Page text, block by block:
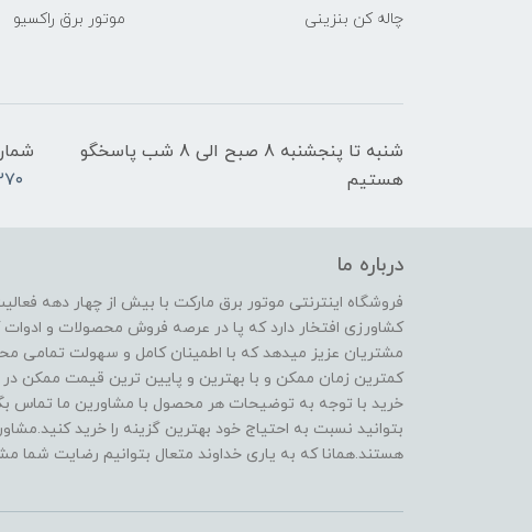
چاله کن بنزینی
موتور برق راکسیو
شنبه تا پنجشنبه 8 صبح الی 8 شب پاسخگو
هستیم
درباره ما
فروشگاه اینترنتی موتور برق مارکت با بیش از چهار دهه
کشاورزی افتخار دارد که پا در عرصه فروش محصولات و
مشتریان عزیز میدهد که با اطمینان کامل و سهولت تمامی
کمترین زمان ممکن و با بهترین و پایین ترین قیمت ممکن در
خرید با توجه به توضیحات هر محصول با مشاورین ما تماس
بتوانید نسبت به احتیاج خود بهترین گزینه را خرید
هستند.همانا که به یاری خداوند متعال بتوانیم رضایت شما